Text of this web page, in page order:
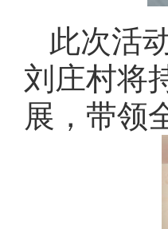
此次活
刘庄村将
展，带领